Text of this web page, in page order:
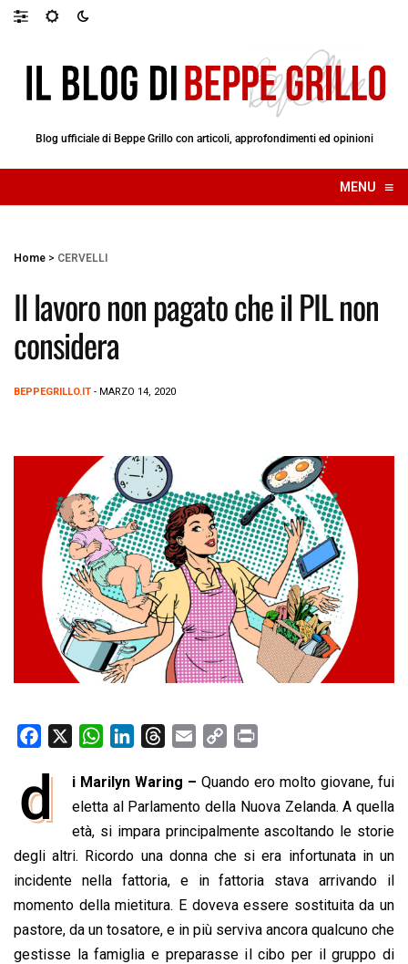
Blog ufficiale di Beppe Grillo con articoli, approfondimenti ed opinioni
MENU ≡
☰
Home > CERVELLI
Il lavoro non pagato che il PIL non
considera
BEPPEGRILLO.IT - MARZO 14, 2020
e
o
o
k
W
a
t
s
A
p
p
n
k
e
d
I
n
r
e
a
d
s
a
i
l
p
y
L
i
n
k
i
n
t
d i Marilyn Waring – Quando ero molto giovane, fui
eletta al Parlamento della Nuova Zelanda. A quella
età, si impara principalmente ascoltando le storie
degli altri. Ricordo una donna che si era infortunata in un
incidente nella fattoria, e in fattoria stava arrivando il
momento della mietitura. E doveva essere sostituita da un
pastore, da un tosatore, e in più serviva ancora qualcuno che
gestisse la famiglia e preparasse il cibo per il gruppo di